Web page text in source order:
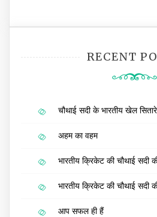
RECENT
चौथाई सदी के भारतीय खेल सितारे
अहम का वहम
भारतीय क्रिकेट की चौथाई
भारतीय क्रिकेट की चौथाई सदी
आप सफल ही हैं